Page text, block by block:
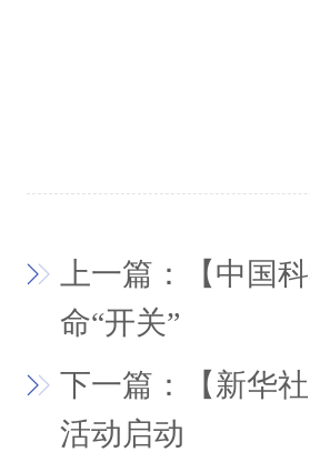
上一篇：【中国
命“开关”
下一篇：【新华
活动启动